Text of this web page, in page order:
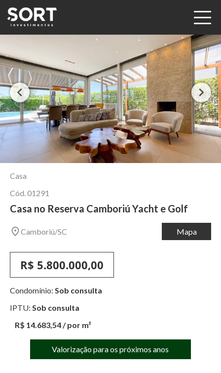
Casa
Cód.01291
Casa no Reserva Camboriú Yacht e Golf
Camboriú/SC Mapa
R$ 5.800.000,00
Condomínio: Sob consulta
IPTU: Sob consulta
R$ 14.683,54 / por m²
Valorização para os próximos anos